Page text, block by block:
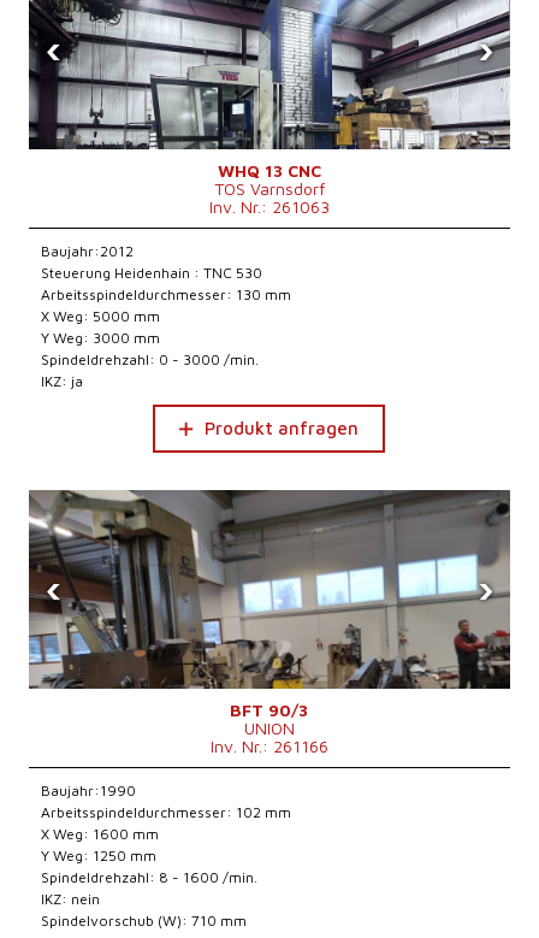
‹ ›
WHQ 13 CNC
TOS Varnsdorf
Inv. Nr.: 261063
Baujahr:2012
Steuerung Heidenhain : TNC 530
Arbeitsspindeldurchmesser: 130 mm
X Weg: 5000 mm
Y Weg: 3000 mm
Spindeldrehzahl: 0 - 3000 /min.
IKZ: ja
Produkt anfragen
‹ ›
BFT 90/3
UNION
Inv. Nr.: 261166
Baujahr:1990
Arbeitsspindeldurchmesser: 102 mm
X Weg: 1600 mm
Y Weg: 1250 mm
Spindeldrehzahl: 8 - 1600 /min.
IKZ: nein
Spindelvorschub (W): 710 mm